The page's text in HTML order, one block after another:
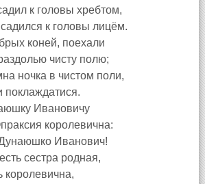
к головы хребтом,
к головы лицём.
коней, поехали
чисту полю;
ночка в чистом поли,
поклаждатися.
Ивановичу
королевична:
Иванович!
сестра родная,
королевична,